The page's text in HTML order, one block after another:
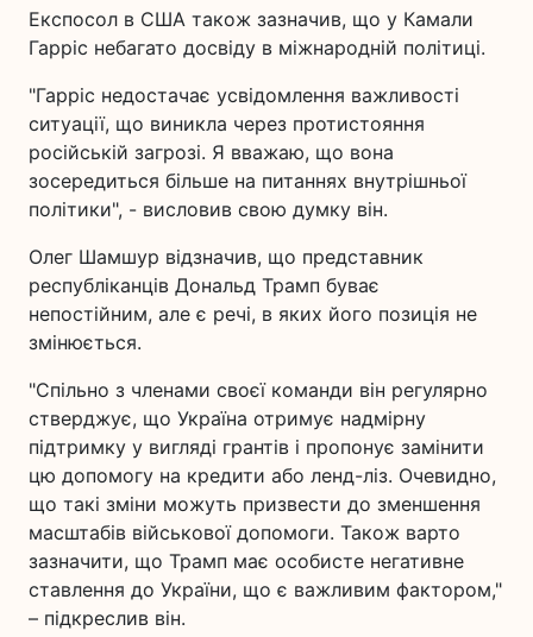
Експосол в США також зазначив, що у Камали
Гарріс небагато досвіду в міжнародній політиці.
"Гарріс недостачає усвідомлення важливості
ситуації, що виникла через протистояння
російській загрозі. Я вважаю, що вона
зосередиться більше на питаннях внутрішньої
політики", - висловив свою думку він.
Олег Шамшур відзначив, що представник
республіканців Дональд Трамп буває
непостійним, але є речі, в яких його позиція не
змінюється.
"Спільно з членами своєї команди він регулярно
стверджує, що Україна отримує надмірну
підтримку у вигляді грантів і пропонує замінити
цю допомогу на кредити або ленд-ліз. Очевидно,
що такі зміни можуть призвести до зменшення
масштабів військової допомоги. Також варто
зазначити, що Трамп має особисте негативне
ставлення до України, що є важливим фактором,"
– підкреслив він.